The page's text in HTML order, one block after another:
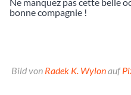
bonne compagnie !
Bild von Radek K. Wylonauf